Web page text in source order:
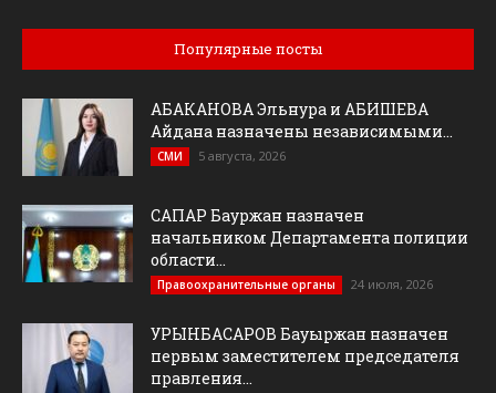
Популярные посты
АБАКАНОВА Эльнура и АБИШЕВА
Айдана назначены независимыми...
СМИ 5 августа, 2026
САПАР Бауржан назначен
начальником Департамента полиции
области...
Правоохранительные органы 24 июля, 2026
УРЫНБАСАРОВ Бауыржан назначен
первым заместителем председателя
правления...